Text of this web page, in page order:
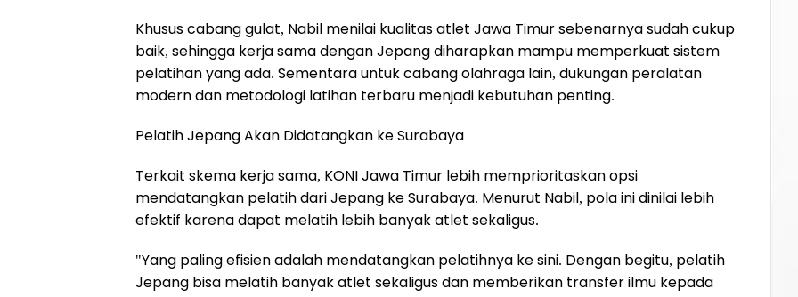
Khusus cabang gulat, Nabil menilai kualitas atlet Jawa Timur sebenarnya sudah cukup
baik, sehingga kerja sama dengan Jepang diharapkan mampu memperkuat sistem
pelatihan yang ada. Sementara untuk cabang olahraga lain, dukungan peralatan
modern dan metodologi latihan terbaru menjadi kebutuhan penting.
Pelatih Jepang Akan Didatangkan ke Surabaya
Terkait skema kerja sama, KONI Jawa Timur lebih memprioritaskan opsi
mendatangkan pelatih dari Jepang ke Surabaya. Menurut Nabil, pola ini dinilai lebih
efektif karena dapat melatih lebih banyak atlet sekaligus.
"Yang paling efisien adalah mendatangkan pelatihnya ke sini. Dengan begitu, pelatih
Jepang bisa melatih banyak atlet sekaligus dan memberikan transfer ilmu kepada